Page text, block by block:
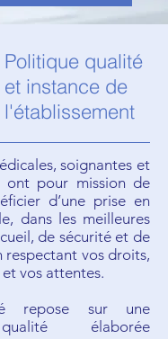
Politique qualité
et instance de
l'établissement
soignantes et
ont pour mission de
d’une prise en
dans les meilleures
de sécurité et de
vos droits,
vos attentes.
repose sur une
élaborée